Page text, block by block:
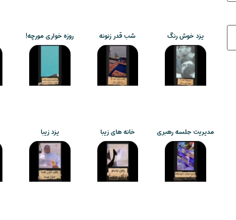
یزد خوش رنگ شب قدر زنونه روزه خواری مورچه!
مدیریت جلسه رهبری خانه های زیبا یزد زیبا